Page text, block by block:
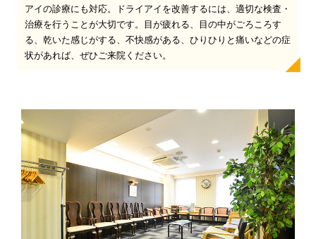
アイの診療にも対応。ドライアイを改善するには、適切な検査・
治療を行うことが大切です。目が疲れる、目の中がごろころす
る、乾いた感じがする、不快感がある、ひりひりと痛いなどの症
状があれば、ぜひご来院ください。